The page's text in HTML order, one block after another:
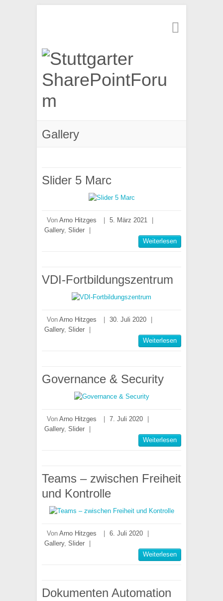
Suchen
Gallery
Slider 5 Marc
Von Arno Hitzges 5. März 2021
Gallery, Slider
Weiterlesen
VDI-Fortbildungszentrum
Von Arno Hitzges 30. Juli 2020
Gallery, Slider
Weiterlesen
Governance & Security
Von Arno Hitzges 7. Juli 2020
Gallery, Slider
Weiterlesen
Teams – zwischen Freiheit
und Kontrolle
Von Arno Hitzges 6. Juli 2020
Gallery, Slider
Weiterlesen
Dokumenten Automation